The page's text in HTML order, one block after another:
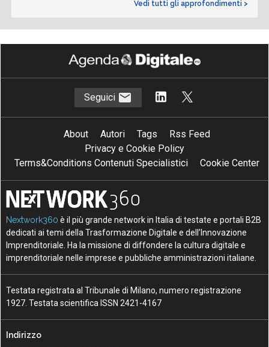
Vedi tutti gli approfondimenti >
Seguici
About Autori Tags
Rss Feed
Privacy e Cookie Policy
Terms&Conditions Contenuti Specialistici
Cookie Center
Nextwork360 è il più grande network in Italia di testate e portali B2B
dedicati ai temi della Trasformazione Digitale e dell’Innovazione
Imprenditoriale. Ha la missione di diffondere la cultura digitale e
imprenditoriale nelle imprese e pubbliche amministrazioni italiane.
Testata registrata al Tribunale di Milano, numero registrazione
1927. Testata scientifica ISSN 2421-4167
Indirizzo